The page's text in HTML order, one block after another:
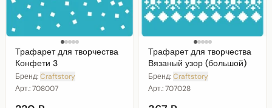
Трафарет для творчества
Конфети 3
Бренд:Craftstory
Арт.:708007
Трафарет для творчества
Вязаный узор (большой)
Бренд:Craftstory
Арт.:707028